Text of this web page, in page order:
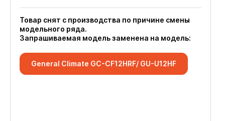
Товар снят с производства по причине смены
модельного ряда.
Запрашиваемая модель заменена на модель:
General Climate GC-CF12HRF/ GU-U12HF